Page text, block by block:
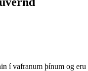
í vafranum þínum og eru